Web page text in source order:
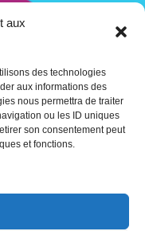
aux
des technologies
aux informations des
nous permettra de traiter
ou les ID uniques
son consentement peut
et fonctions.